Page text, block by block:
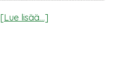
[Lue lisää…]tietoaHeinäkuun